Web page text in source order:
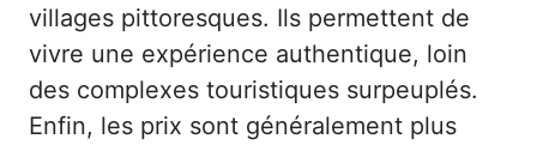
villages pittoresques. Ils permettent de
vivre une expérience authentique, loin
des complexes touristiques surpeuplés.
Enfin, les prix sont généralement plus